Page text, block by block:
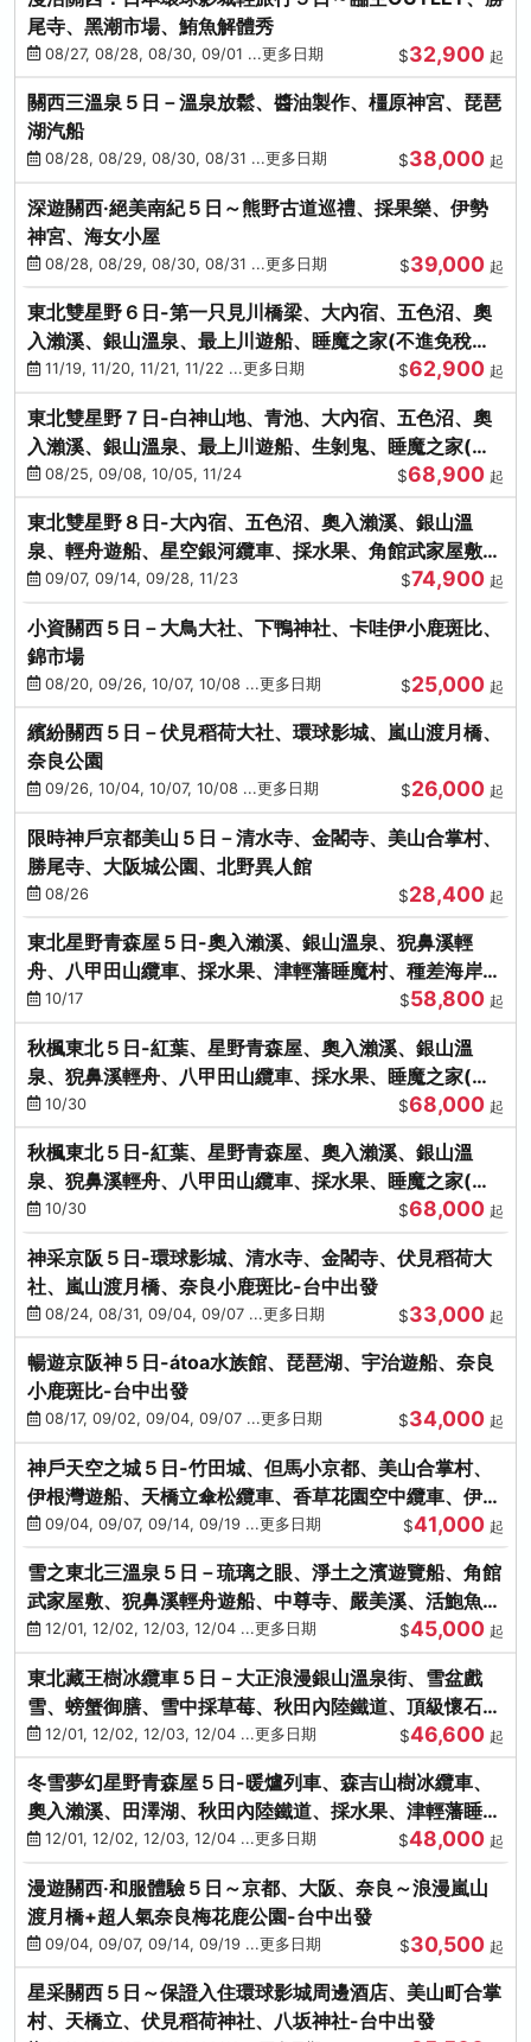
尾寺、黑潮市場、鮪魚解體秀
08/27, 08/28, 08/30, 09/01 ...更多日期 $32,900 起
關西三溫泉５日－溫泉放鬆、醬油製作、橿原神宮、琵琶
湖汽船
08/28, 08/29, 08/30, 08/31 ...更多日期 $38,000 起
深遊關西·絕美南紀５日～熊野古道巡禮、採果樂、伊勢
神宮、海女小屋
08/28, 08/29, 08/30, 08/31 ...更多日期 $39,000 起
東北雙星野６日-第一只見川橋梁、大內宿、五色沼、奧
入瀨溪、銀山溫泉、最上川遊船、睡魔之家(不進免稅店)
(仙/青)
11/19, 11/20, 11/21, 11/22 ...更多日期 $62,900 起
東北雙星野７日-白神山地、青池、大內宿、五色沼、奧
入瀨溪、銀山溫泉、最上川遊船、生剝鬼、睡魔之家(不
進免稅店)(仙/青)
08/25, 09/08, 10/05, 11/24 $68,900 起
東北雙星野８日-大內宿、五色沼、奧入瀨溪、銀山溫
泉、輕舟遊船、星空銀河纜車、採水果、角館武家屋敷
(不進免稅店)(仙/青)
09/07, 09/14, 09/28, 11/23 $74,900 起
小資關西５日－大鳥大社、下鴨神社、卡哇伊小鹿斑比、
錦市場
08/20, 09/26, 10/07, 10/08 ...更多日期 $25,000 起
繽紛關西５日－伏見稻荷大社、環球影城、嵐山渡月橋、
奈良公園
09/26, 10/04, 10/07, 10/08 ...更多日期 $26,000 起
限時神戶京都美山５日－清水寺、金閣寺、美山合掌村、
勝尾寺、大阪城公園、北野異人館
08/26 $28,400 起
東北星野青森屋５日-奧入瀨溪、銀山溫泉、猊鼻溪輕
舟、八甲田山纜車、採水果、津輕藩睡魔村、種差海岸
(不進免稅店)
10/17 $58,800 起
秋楓東北５日-紅葉、星野青森屋、奧入瀨溪、銀山溫
泉、猊鼻溪輕舟、八甲田山纜車、採水果、睡魔之家(不
進免稅店)
10/30 $68,000 起
秋楓東北５日-紅葉、星野青森屋、奧入瀨溪、銀山溫
泉、猊鼻溪輕舟、八甲田山纜車、採水果、睡魔之家(不
進免稅店)
10/30 $68,000 起
神采京阪５日-環球影城、清水寺、金閣寺、伏見稻荷大
社、嵐山渡月橋、奈良小鹿斑比-台中出發
08/24, 08/31, 09/04, 09/07 ...更多日期 $33,000 起
暢遊京阪神５日-átoa水族館、琵琶湖、宇治遊船、奈良
小鹿斑比-台中出發
08/17, 09/02, 09/04, 09/07 ...更多日期 $34,000 起
神戶天空之城５日-竹田城、但馬小京都、美山合掌村、
伊根灣遊船、天橋立傘松纜車、香草花園空中纜車、伊勢
龍蝦-台中出發
09/04, 09/07, 09/14, 09/19 ...更多日期 $41,000 起
雪之東北三溫泉５日－琉璃之眼、淨土之濱遊覽船、角館
武家屋敷、猊鼻溪輕舟遊船、中尊寺、嚴美溪、活鮑魚
燒、烤牡蠣、握壽司體驗
12/01, 12/02, 12/03, 12/04 ...更多日期 $45,000 起
東北藏王樹冰纜車５日－大正浪漫銀山溫泉街、雪盆戲
雪、螃蟹御膳、雪中採草莓、秋田內陸鐵道、頂級懷石料
理、松島遊船
12/01, 12/02, 12/03, 12/04 ...更多日期 $46,600 起
冬雪夢幻星野青森屋５日-暖爐列車、森吉山樹冰纜車、
奧入瀨溪、田澤湖、秋田內陸鐵道、採水果、津輕藩睡魔
村(不進免稅店)
12/01, 12/02, 12/03, 12/04 ...更多日期 $48,000 起
漫遊關西‧和服體驗５日～京都、大阪、奈良～浪漫嵐山
渡月橋+超人氣奈良梅花鹿公園-台中出發
09/04, 09/07, 09/14, 09/19 ...更多日期 $30,500 起
星采關西５日～保證入住環球影城周邊酒店、美山町合掌
村、天橋立、伏見稻荷神社、八坂神社-台中出發